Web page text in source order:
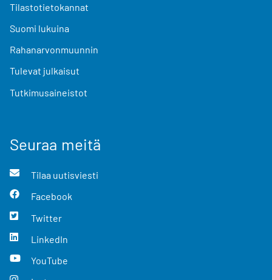
Tilastotietokannat
Suomi lukuina
Rahanarvonmuunnin
Tulevat julkaisut
Tutkimusaineistot
Seuraa meitä
Tilaa uutisviesti
Facebook
Twitter
LinkedIn
YouTube